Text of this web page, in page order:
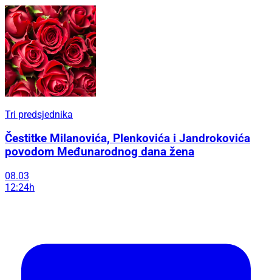
Tri predsjednika
Čestitke Milanovića, Plenkovića i Jandrokovića
povodom Međunarodnog dana žena
08.03
12:24h